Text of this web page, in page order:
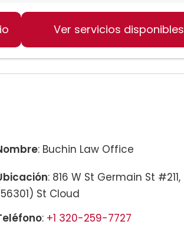
Ver servicios disponibles
: Buchin Law Office
: 816 W St Germain St #211,
St Cloud
: +1 320-259-7727